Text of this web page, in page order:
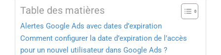
Table des matières
Alertes Google Ads avec dates d’expiration
Comment configurer la date d’expiration de l’accès
pour un nouvel utilisateur dans Google Ads ?